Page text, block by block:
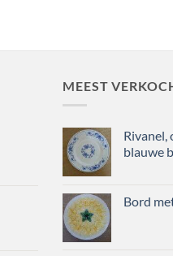
MEEST
Rivanel,
blauwe
Bord